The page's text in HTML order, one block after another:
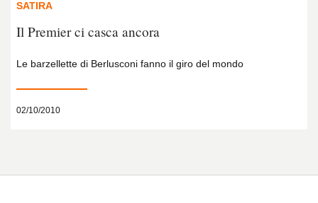
SATIRA
Il Premier ci casca ancora
Le barzellette di Berlusconi fanno il giro del mondo
02/10/2010